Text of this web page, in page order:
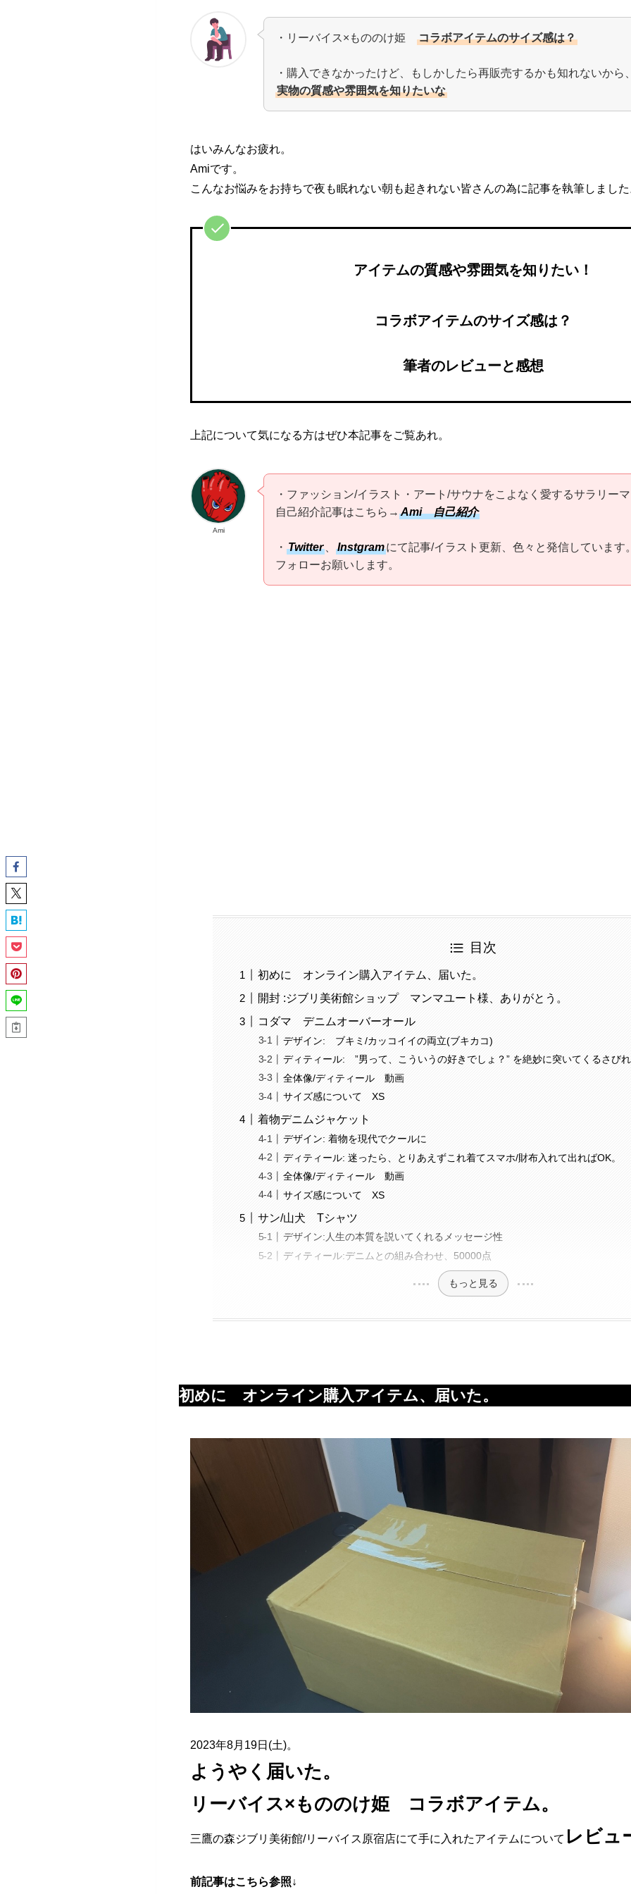
・リーバイス×もののけ姫 コラボアイテムのサイズ感は？
・購入できなかったけど、もしかしたら再販売するかも知れないから
実物の質感や雰囲気を知りたいな
はいみんなお疲れ。
Amiです。
こんなお悩みをお持ちで夜も眠れない朝も起きれない皆さんの為に記事を執筆しまし
アイテムの質感や雰囲気を知りたい！
コラボアイテムのサイズ感は？
筆者のレビューと感想
上記について気になる方はぜひ本記事をご覧あれ。
Ami
・ファッション/イラスト・アート/サウナをこよなく愛するサラリー
自己紹介記事はこちら→ Ami 自己紹介
・ Twitter Instgramにて記事/イラスト更新、色々と発信しています
フォローお願いします。
目次
初めに オンライン購入アイテム、届いた。
開封 :ジブリ美術館ショップ マンマユート様、ありがとう。
コダマ デニムオーバーオール
デザイン: ブキミ/カッコイイの両立(ブキカコ)
ディティール: ”男って、こういうの好きでしょ？” を絶妙に突いてくるさび
全体像/ディティール 動画
サイズ感について XS
着物デニムジャケット
デザイン: 着物を現代でクールに
ディティール: 迷ったら、とりあえずこれ着てスマホ/財布入れて出ればOK。
全体像/ディティール 動画
サイズ感について XS
サン/山犬 Tシャツ
デザイン:人生の本質を説いてくれるメッセージ性
ディティール:デニムとの組み合わせ、50000点
もっと見る
初めに オンライン購入アイテム、届いた。
2023年8月19日(土)。
ようやく届いた。
リーバイス×もののけ姫 コラボアイテム。
三鷹の森ジブリ美術館/リーバイス原宿店にて手に入れたアイテムについて レビュ
前記事はこちら参照↓